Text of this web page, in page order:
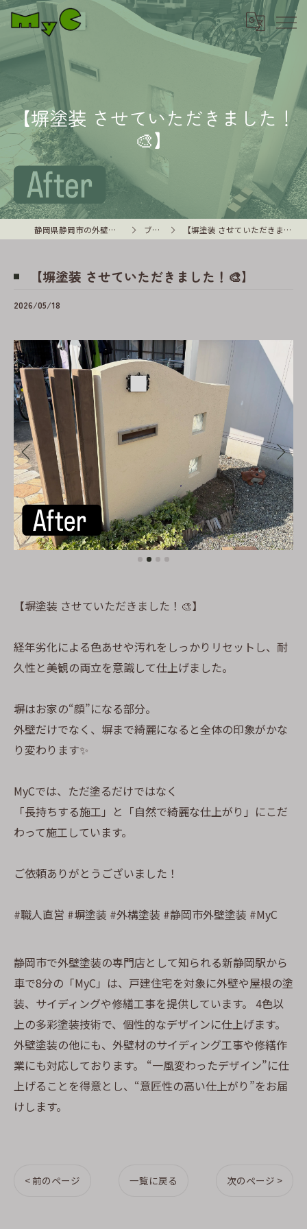
【塀塗装 させていただきました！
🎨】
静岡県静岡市の外壁塗装はMyC ブログ 【塀塗装 させていただきました！🎨】
【塀塗装 させていただきました！🎨】
2026/05/18
【塀塗装 させていただきました！🎨】
経年劣化による色あせや汚れをしっかりリセットし、耐
久性と美観の両立を意識して仕上げました。
塀はお家の“顔”になる部分。
外壁だけでなく、塀まで綺麗になると全体の印象がかな
り変わります✨
MyCでは、ただ塗るだけではなく
「長持ちする施工」と「自然で綺麗な仕上がり」にこだ
わって施工しています。
ご依頼ありがとうございました！
#職人直営 #塀塗装 #外構塗装 #静岡市外壁塗装 #MyC
静岡市で外壁塗装の専門店として知られる新静岡駅から
車で8分の「MyC」は、戸建住宅を対象に外壁や屋根の塗
装、サイディングや修繕工事を提供しています。 4色以
上の多彩塗装技術で、個性的なデザインに仕上げます。
外壁塗装の他にも、外壁材のサイディング工事や修繕作
業にも対応しております。 “一風変わったデザイン”に仕
上げることを得意とし、“意匠性の高い仕上がり”をお届
けします。
< 前のページ 一覧に戻る 次のページ >